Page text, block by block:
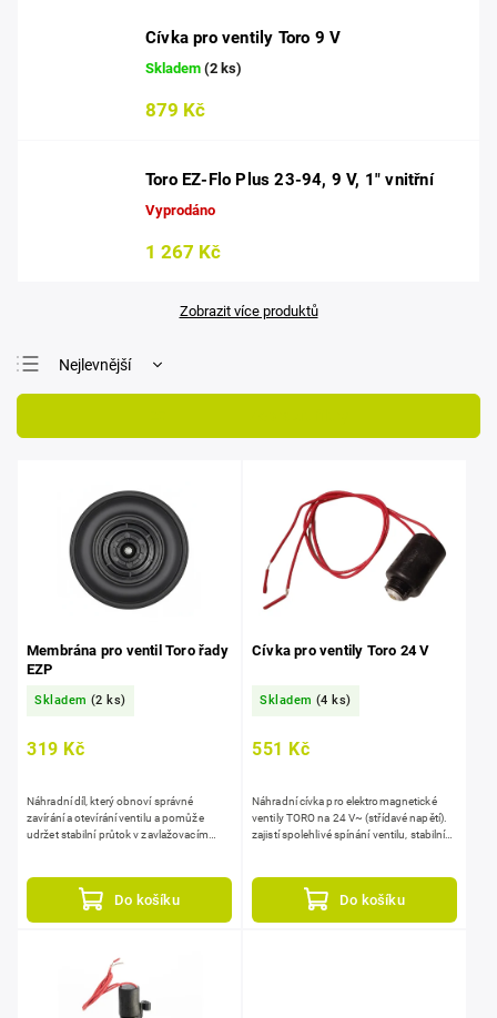
Cívka pro ventily Toro 9 V
Skladem (2 ks)
879 Kč
Toro EZ-Flo Plus 23-94, 9 V, 1" vnitřní
Vyprodáno
1 267 Kč
Zobrazit více produktů
Nejlevnější
Nejprodávanější
Membrána pro ventil Toro řady
EZP
Skladem (2 ks)
319 Kč
Do košíku
Náhradní díl, který obnoví správné
zavírání a otevírání ventilu a pomůže
udržet stabilní průtok v zavlažovacím
Cívka pro ventily Toro 24 V
Skladem (4 ks)
551 Kč
Do košíku
Náhradní cívka pro elektromagnetické
ventily TORO na 24 V~ (střídavé napětí).
zajistí spolehlivé spínání ventilu, stabilní